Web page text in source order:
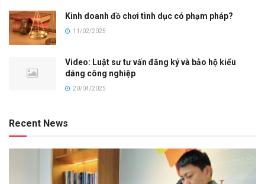
Kinh doanh đồ chơi tình dục có phạm pháp?
11/02/2025
Video: Luật sư tư vấn đăng ký và bảo hộ kiểu
dáng công nghiệp
20/04/2025
Recent News